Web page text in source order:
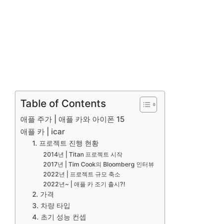
Table of Contents
애플 주가 | 애플 카와 아이폰 15
애플 카 | icar
1. 프로젝트 진행 현황
2014년 | Titan 프로젝트 시작
2017년 | Tim Cook의 Bloomberg 인터뷰
2022년 | 프로젝트 규모 축소
2022년~ | 애플 카 조기 출시?!
2. 가격
3. 차량 타입
4. 초기 성능 컨셉